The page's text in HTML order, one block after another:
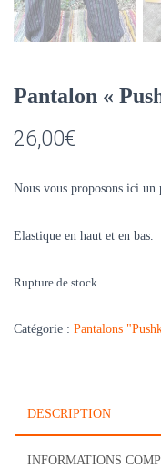
Pantalon «
26,00€
Nous vous proposons ici un
Elastique en haut et en bas.
Rupture de stock
Catégorie : Pantalons
DESCRIPTION
INFORMATIONS